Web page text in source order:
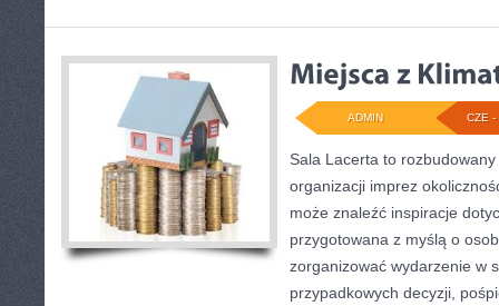
CZE -
ADMIN
Sala Lacerta to
organizacji imprez
może znaleźć inspiracje
przygotowana z myślą o
zorganizować wydarzenie w
przypadkowych decyzji,